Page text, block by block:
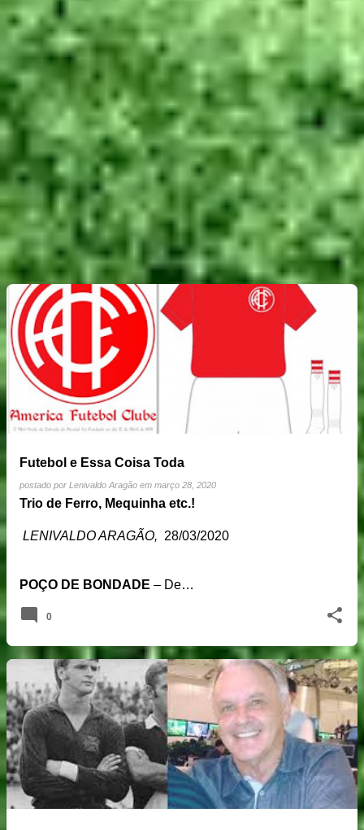
Futebol e Essa Coisa Toda
postado por Lenivaldo Aragão em março 28, 2020
Trio de Ferro, Mequinha etc.!
LENIVALDO ARAGÃO, 28/03/2020
POÇO DE BONDADE – De…
0